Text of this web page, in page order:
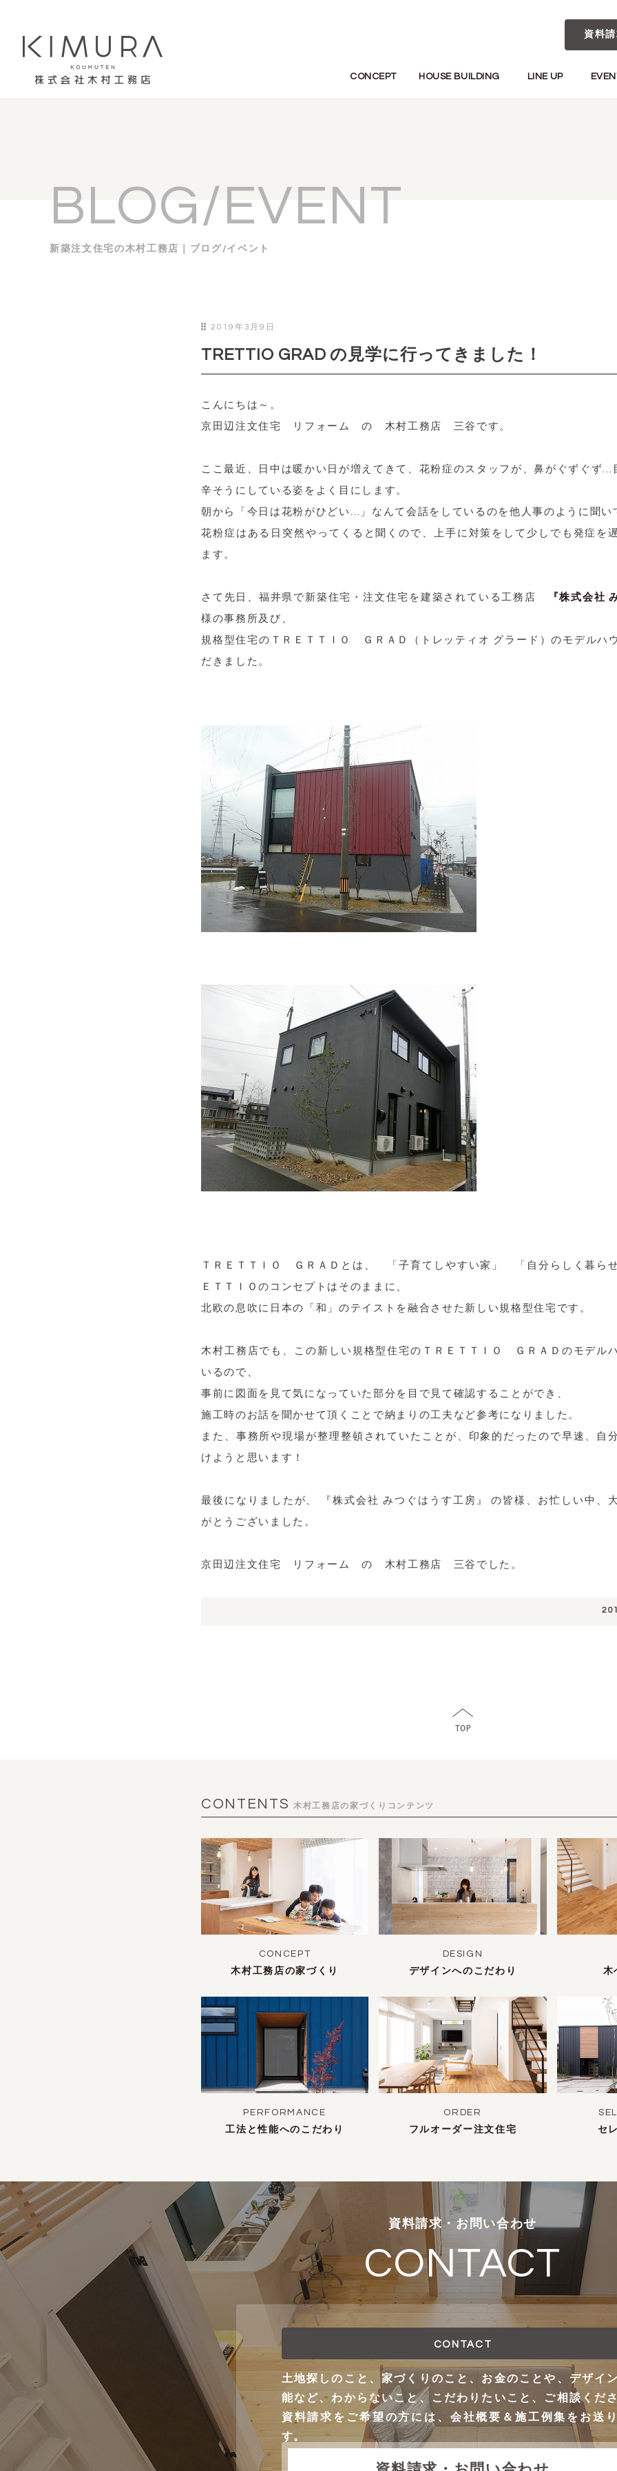
資料
CONCEPT HOUSE BUILDING LINE UP
BLOG/EVENT
新築注文住宅の木村工務店｜ブログ/イベント
2019年3月9日
TRETTIO GRAD の見学に行ってきました！
こんにちは～。
京田辺注文住宅 リフォーム の 木村工務店 三谷です。
ここ最近、日中は暖かい日が増えてきて、花粉症のスタッフが、鼻がぐずぐず
辛そうにしている姿をよく目にします。
朝から「今日は花粉がひどい…」なんて会話をしているのを他人事のように聞い
花粉症はある日突然やってくると聞くので、上手に対策をして少しでも発症を
ます。
さて先日、福井県で新築住宅・注文住宅を建築されている工務店 『株式会社
様の事務所及び、
規格型住宅のＴＲＥＴＴＩＯ ＧＲＡＤ（トレッティオ グラード）のモデルハ
だきました。
ＴＲＥＴＴＩＯ ＧＲＡＤとは、 「子育てしやすい家」 「自分らしく暮ら
ＥＴＴＩＯのコンセプトはそのままに、
北欧の息吹に日本の「和」のテイストを融合させた新しい規格型住宅です。
木村工務店でも、この新しい規格型住宅のＴＲＥＴＴＩＯ ＧＲＡＤのモデル
いるので、
事前に図面を見て気になっていた部分を目で見て確認することができ、
施工時のお話を聞かせて頂くことで納まりの工夫など参考になりました。
また、事務所や現場が整理整頓されていたことが、印象的だったので早速、自
けようと思います！
最後になりましたが、 『株式会社 みつぐはうす工房』 の皆様、お忙しい中、
がとうございました。
京田辺注文住宅 リフォーム の 木村工務店 三谷でした。
CONTENTS 木村工務店の家づくりコンテンツ
CONCEPT
木村工務店の家づくり
DESIGN
デザインへのこだわり
木
PERFORMANCE
工法と性能へのこだわり
ORDER
フルオーダー注文住宅
セ
資料請求・お問い合わせ
CONTACT
CONTACT
土地探しのこと、家づくりのこと、お金のことや、デザイ
能など、わからないこと、こだわりたいこと、ご相談くださ
資料請求をご希望の方には、会社概要＆施工例集をお送
す。